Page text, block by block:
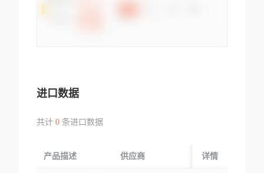
进口数据
共计 0条进口数据
产品描述 供应商 起运国/地区
详情